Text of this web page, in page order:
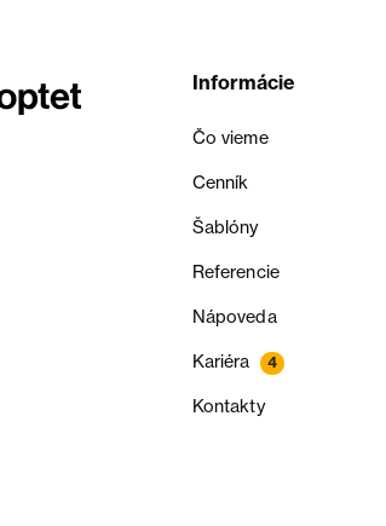
Informácie
Čo vieme
Cenník
Šablóny
Referencie
Nápoveda
Kariéra 4
Kontakty